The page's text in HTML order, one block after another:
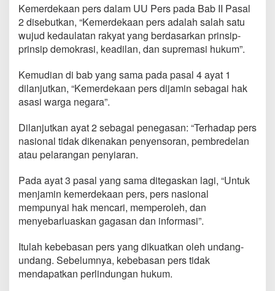
Kemerdekaan pers dalam UU Pers pada Bab II Pasal
2 disebutkan, “Kemerdekaan pers adalah salah satu
wujud kedaulatan rakyat yang berdasarkan prinsip-
prinsip demokrasi, keadilan, dan supremasi hukum”.
Kemudian di bab yang sama pada pasal 4 ayat 1
dilanjutkan, “Kemerdekaan pers dijamin sebagai hak
asasi warga negara”.
Dilanjutkan ayat 2 sebagai penegasan: “Terhadap pers
nasional tidak dikenakan penyensoran, pembredelan
atau pelarangan penyiaran.
Pada ayat 3 pasal yang sama ditegaskan lagi, “Untuk
menjamin kemerdekaan pers, pers nasional
mempunyai hak mencari, memperoleh, dan
menyebarluaskan gagasan dan informasi”.
Itulah kebebasan pers yang dikuatkan oleh undang-
undang. Sebelumnya, kebebasan pers tidak
mendapatkan perlindungan hukum.